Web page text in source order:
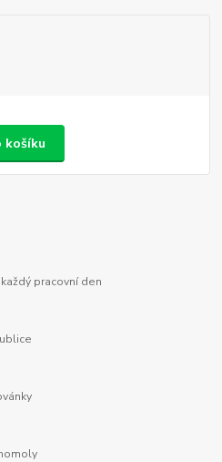
košíku
pracovní den